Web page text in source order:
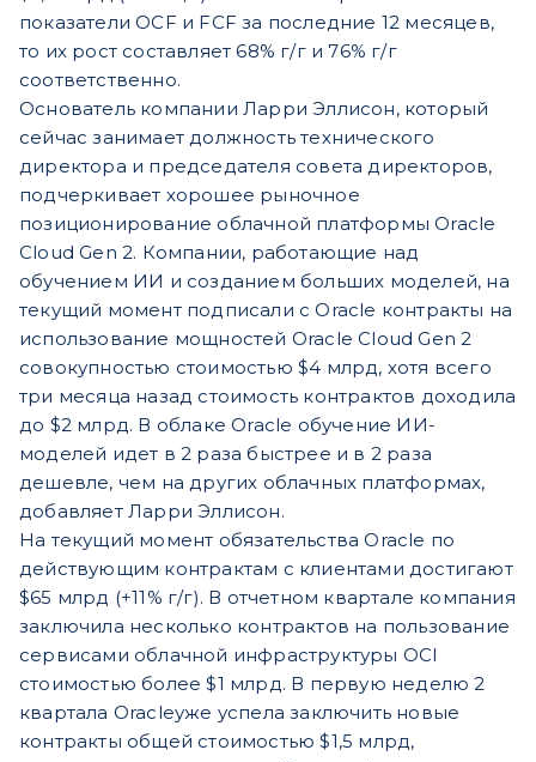
показатели OCF и FCF за последние 12 месяцев,
то их рост составляет 68% г/г и 76% г/г
соответственно.
Основатель компании Ларри Эллисон, который
сейчас занимает должность технического
директора и председателя совета директоров,
подчеркивает хорошее рыночное
позиционирование облачной платформы Oracle
Cloud Gen 2. Компании, работающие над
обучением ИИ и созданием больших моделей, на
текущий момент подписали с Oracle контракты на
использование мощностей Oracle Cloud Gen 2
совокупностью стоимостью $4 млрд, хотя всего
три месяца назад стоимость контрактов доходила
до $2 млрд. В облаке Oracle обучение ИИ-
моделей идет в 2 раза быстрее и в 2 раза
дешевле, чем на других облачных платформах,
добавляет Ларри Эллисон.
На текущий момент обязательства Oracle по
действующим контрактам с клиентами достигают
$65 млрд (+11% г/г). В отчетном квартале компания
заключила несколько контрактов на пользование
сервисами облачной инфраструктуры OCI
стоимостью более $1 млрд. В первую неделю 2
квартала Oracleуже успела заключить новые
контракты общей стоимостью $1,5 млрд,